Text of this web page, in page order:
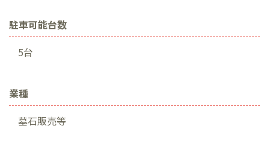
駐車可能台数
5台
業種
墓石販売等